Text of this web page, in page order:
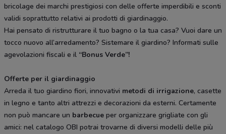
bricolage dei marchi prestigiosi con delle offerte imperdibili e sconti
validi soprattutto relativi ai prodotti di giardinaggio.
Hai pensato di ristrutturare il tuo bagno o la tua casa? Vuoi dare un
tocco nuovo all’arredamento? Sistemare il giardino? Informati sulle
agevolazioni fiscali e il “Bonus Verde”!
Offerte per il giardinaggio
Arreda il tuo giardino fiori, innovativi metodi di irrigazione, casette
in legno e tanto altri attrezzi e decorazioni da esterni. Certamente
non può mancare un barbecue per organizzare grigliate con gli
amici: nel catalogo OBI potrai trovarne di diversi modelli delle più